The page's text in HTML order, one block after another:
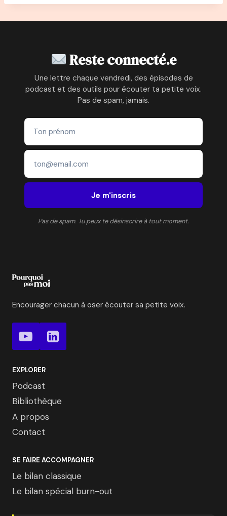
Reste connecté.e
Une lettre chaque vendredi, des épisodes de
podcast et des outils pour écouter ta petite voix.
Pas de spam, jamais.
Je m'inscris
Pas de spam. Tu peux te désinscrire à tout moment.
Encourager chacun à oser écouter sa petite voix.
EXPLORER
Podcast
Bibliothèque
A propos
Contact
SE FAIRE ACCOMPAGNER
Le bilan classique
Le bilan spécial burn-out